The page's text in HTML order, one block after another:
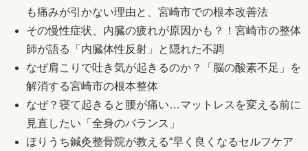
も痛みが引かない理由と、宮崎市での根本改善法
その慢性症状、内臓の疲れが原因かも？！宮崎市の整体
師が語る「内臓体性反射」と隠れた不調
なぜ肩こりで吐き気が起きるのか？「脳の酸素不足」を
解消する宮崎市の根本整体
なぜ？寝て起きると腰が痛い…マットレスを変える前に
見直したい「全身のバランス」
ほりうち鍼灸整骨院が教える“早く良くなるセルフケア